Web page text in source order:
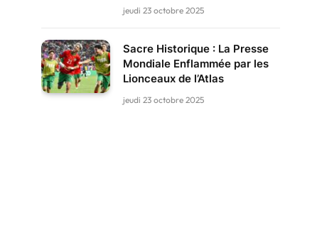
jeudi 23 octobre 2025
Sacre Historique : La Presse
Mondiale Enflammée par les
Lionceaux de l’Atlas
jeudi 23 octobre 2025